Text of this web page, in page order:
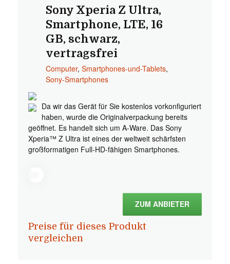
Sony Xperia Z Ultra,
Smartphone, LTE, 16
GB, schwarz,
vertragsfrei
Computer, Smartphones-und-Tablets,
Sony-Smartphones
Da wir das Gerät für Sie kostenlos vorkonfiguriert
haben, wurde die Originalverpackung bereits
geöffnet. Es handelt sich um A-Ware. Das Sony
Xperia™ Z Ultra ist eines der weltweit schärfsten
großformatigen Full-HD-fähigen Smartphones.
ZUM ANBIETER
Preise für dieses Produkt
vergleichen